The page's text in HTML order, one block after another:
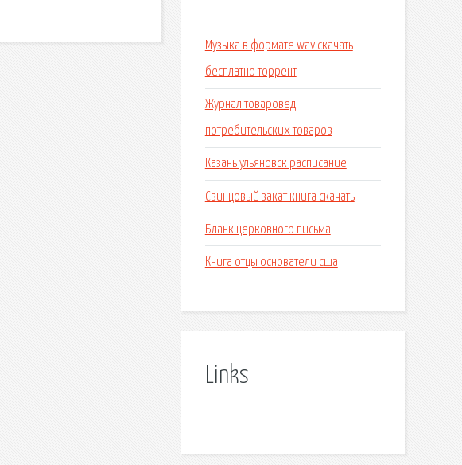
Музыка в формате wav скачать
бесплатно торрент
Журнал товаровед
потребительских товаров
Казань ульяновск расписание
Свинцовый закат книга скачать
Бланк церковного письма
Книга отцы основатели сша
Links